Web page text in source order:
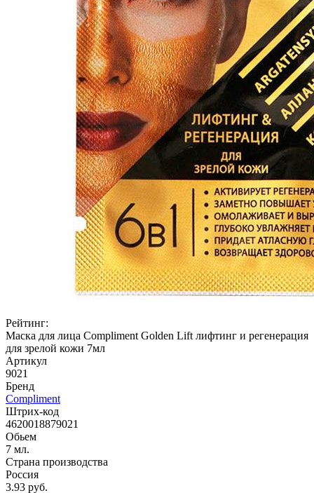
Рейтинг:
Маска для лица Compliment Golden Lift лифтинг и регенерация
для зрелой кожи 7мл
Артикул
9021
Бренд
Compliment
Штрих-код
4620018879021
Обьем
7 мл.
Страна производства
Россия
3.93 руб.